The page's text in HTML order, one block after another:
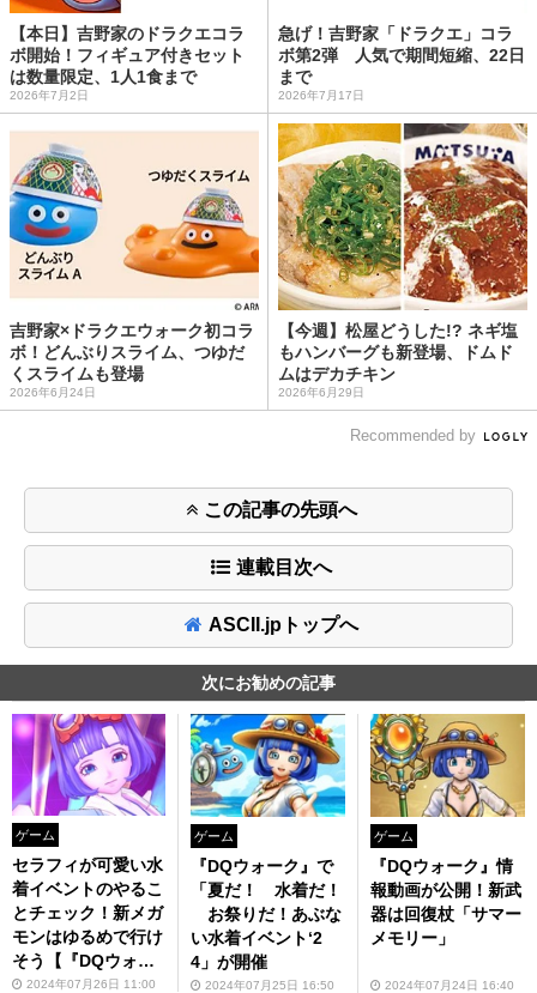
【本日】吉野家のドラクエコラ
ボ開始！フィギュア付きセット
は数量限定、1人1食まで
2026年7月2日
急げ！吉野家「ドラクエ」コラ
ボ第2弾 人気で期間短縮、22日
まで
2026年7月17日
吉野家×ドラクエウォーク初コラ
ボ！どんぶりスライム、つゆだ
くスライムも登場
2026年6月24日
【今週】松屋どうした!? ネギ塩
もハンバーグも新登場、ドムド
ムはデカチキン
2026年6月29日
Recommended by
この記事の先頭へ
連載目次へ
ASCII.jpトップへ
次にお勧めの記事
ゲーム
セラフィが可愛い水
着イベントのやるこ
とチェック！新メガ
モンはゆるめで行け
そう【『DQウォー
ク』プレイ日記#10
2024年07月26日 11:00
ゲーム
『DQウォーク』で
「夏だ！ 水着だ！
お祭りだ！あぶな
い水着イベント‘2
4」が開催
2024年07月25日 16:50
ゲーム
『DQウォーク』情
報動画が公開！新武
器は回復杖「サマー
メモリー」
2024年07月24日 16:40